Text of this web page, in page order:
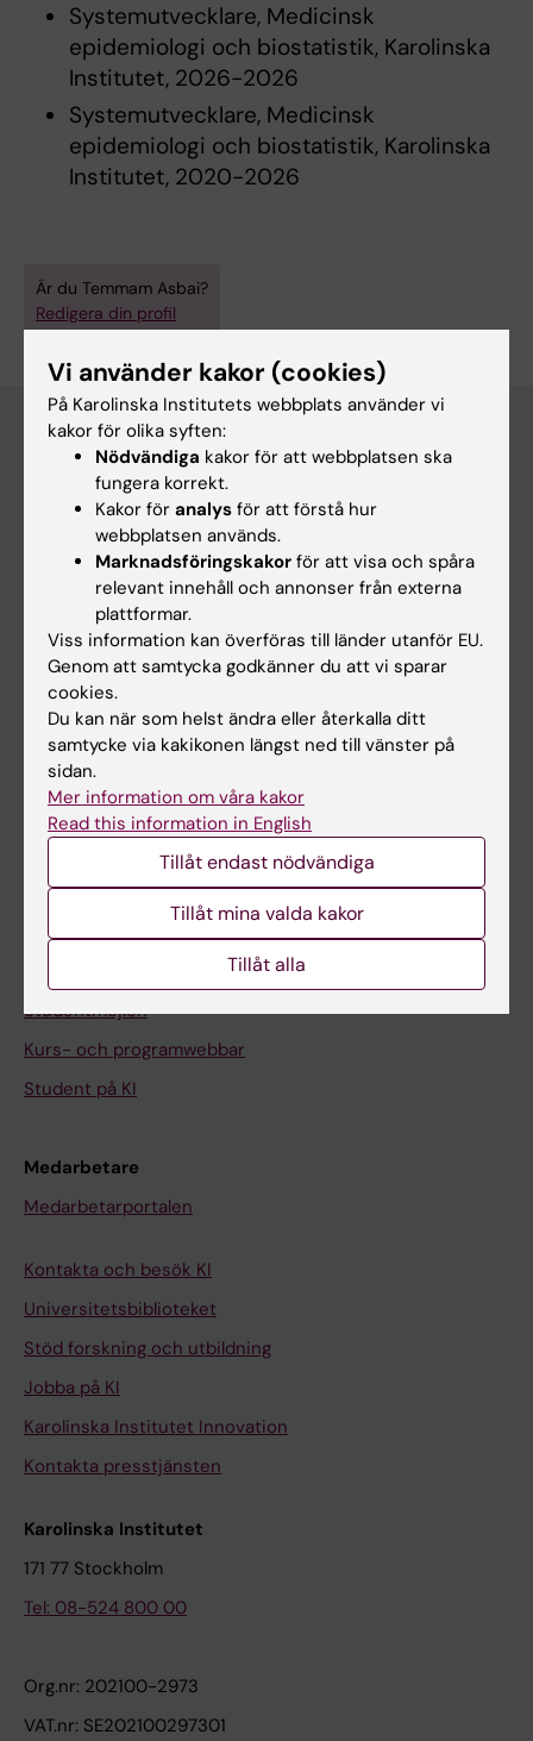
Systemutvecklare, Medicinsk
epidemiologi och biostatistik, Karolinska
Institutet, 2026-2026
Systemutvecklare, Medicinsk
epidemiologi och biostatistik, Karolinska
Institutet, 2020-2026
Är du Temmam Asbai?
Redigera din profil
Huvudmeny
Utbildning
Forskarutbildning
Forskning
Om KI
På gång
Nyheter
Kalender
Ladok
Canvas
Studentmejlen
Kurs- och programwebbar
Student på KI
Medarbetare
Medarbetarportalen
Kontakta och besök KI
Universitetsbiblioteket
Stöd forskning och utbildning
Jobba på KI
Karolinska Institutet Innovation
Kontakta presstjänsten
Karolinska Institutet
171 77 Stockholm
Tel: 08-524 800 00
Org.nr: 202100-2973
VAT.nr: SE202100297301
Vi använder kakor (cookies)
På Karolinska Institutets webbplats använder vi
kakor för olika syften:
Nödvändiga kakor för att webbplatsen ska
fungera korrekt.
Kakor för analys för att förstå hur
webbplatsen används.
Marknadsföringskakor för att visa och spåra
relevant innehåll och annonser från externa
plattformar.
Viss information kan överföras till länder utanför EU.
Genom att samtycka godkänner du att vi sparar
cookies.
Du kan när som helst ändra eller återkalla ditt
samtycke via kakikonen längst ned till vänster på
sidan.
Mer information om våra kakor
Read this information in English
Tillåt endast nödvändiga
Tillåt mina valda kakor
Tillåt alla